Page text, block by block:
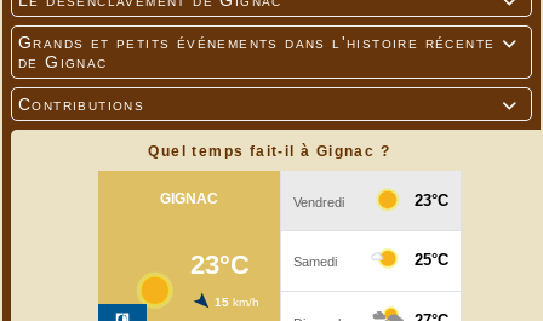

Grands et petits événements dans l'histoire récente
de Gignac

Contributions
Quel temps fait-il à Gignac ?